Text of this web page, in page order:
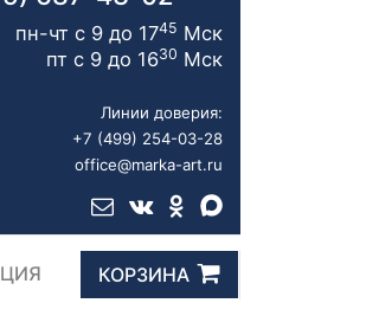
пн-чт с 9 до 1745 Мск
пт с 9 до 1630 Мск
Линии доверия:
+7 (499) 254-03-28
office@marka-art.ru
КОРЗИНА